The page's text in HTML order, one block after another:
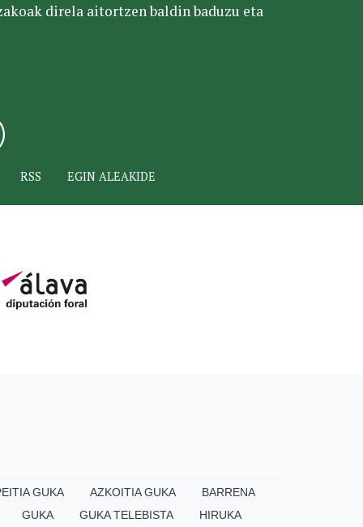
direla aitortzen baldin baduzu eta
RSS EGIN ALEAKIDE
GUKA AZKOITIA GUKA
BARRENA
GUKA
GUKA TELEBISTA HIRUKA